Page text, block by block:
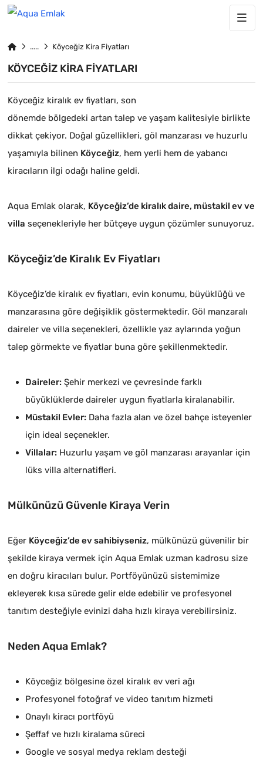
Köyceğiz Kira Fiyatları
KÖYCEĞIZ KIRA FIYATLARI
Köyceğiz kiralık ev fiyatları, son
dönemde bölgedeki artan talep ve yaşam kalitesiyle birlikte
dikkat çekiyor. Doğal güzellikleri, göl manzarası ve huzurlu
yaşamıyla bilinen Köyceğiz, hem yerli hem de yabancı
kiracıların ilgi odağı haline geldi.
Aqua Emlak olarak, Köyceğiz’de kiralık daire, müstakil ev ve
villa seçenekleriyle her bütçeye uygun çözümler sunuyoruz.
Köyceğiz’de Kiralık Ev Fiyatları
Köyceğiz’de kiralık ev fiyatları, evin konumu, büyüklüğü ve
manzarasına göre değişiklik göstermektedir. Göl manzaralı
daireler ve villa seçenekleri, özellikle yaz aylarında yoğun
talep görmekte ve fiyatlar buna göre şekillenmektedir.
Daireler: Şehir merkezi ve çevresinde farklı
büyüklüklerde daireler uygun fiyatlarla kiralanabilir.
Müstakil Evler: Daha fazla alan ve özel bahçe isteyenler
için ideal seçenekler.
Villalar: Huzurlu yaşam ve göl manzarası arayanlar için
lüks villa alternatifleri.
Mülkünüzü Güvenle Kiraya Verin
Eğer Köyceğiz’de ev sahibiyseniz, mülkünüzü güvenilir bir
şekilde kiraya vermek için Aqua Emlak uzman kadrosu size
en doğru kiracıları bulur. Portföyünüzü sistemimize
ekleyerek kısa sürede gelir elde edebilir ve profesyonel
tanıtım desteğiyle evinizi daha hızlı kiraya verebilirsiniz.
Neden Aqua Emlak?
Köyceğiz bölgesine özel kiralık ev veri ağı
Profesyonel fotoğraf ve video tanıtım hizmeti
Onaylı kiracı portföyü
Şeffaf ve hızlı kiralama süreci
Google ve sosyal medya reklam desteği